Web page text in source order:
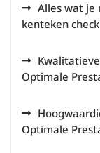
Alles wat je
kenteken check
Optimale
Optimale